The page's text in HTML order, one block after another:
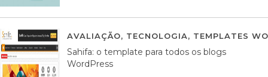
AVALIAÇÃO, TECNOLOGIA, TEMPLATES
Sahifa: o template para todos os blogs
WordPress